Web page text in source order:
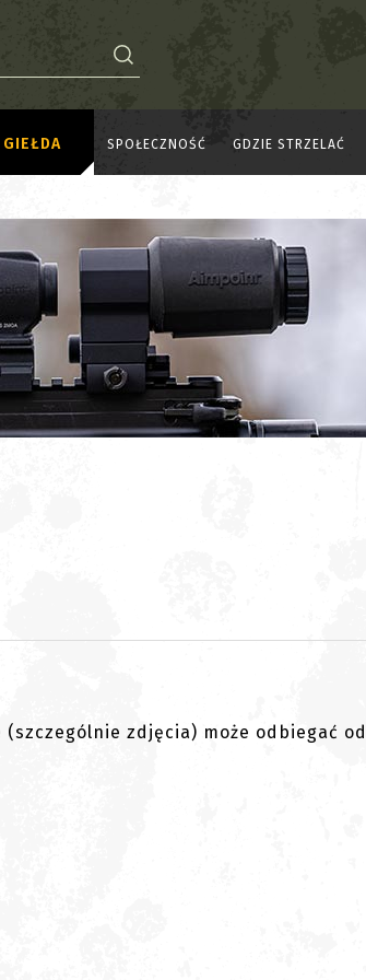
GIEŁDA SPOŁECZNOŚĆ GDZIE STRZELAĆ
zdjęcia) może odbiegać od